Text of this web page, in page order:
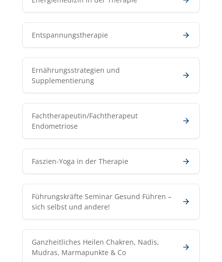
Entspannungstherapie
Ernährungsstrategien und
Supplementierung
Fachtherapeutin/Fachtherapeut
Endometriose
Faszien-Yoga in der Therapie
Führungskräfte Seminar Gesund Führen –
sich selbst und andere!
Ganzheitliches Heilen Chakren, Nadis,
Mudras, Marmapunkte & Co